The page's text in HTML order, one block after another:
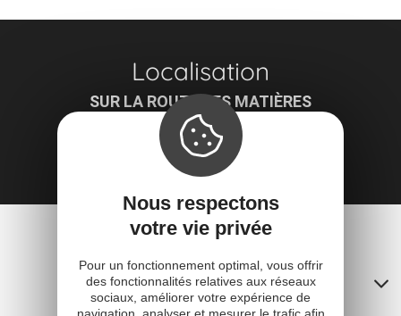
Localisation
SUR LA ROUTE DES MATIÈRES
12210 Laguiole
Obtenir l'itinéraire
Contacts
Nous respectons
votre vie privée
Pour un fonctionnement optimal, vous offrir
des fonctionnalités relatives aux réseaux
sociaux, améliorer votre expérience de